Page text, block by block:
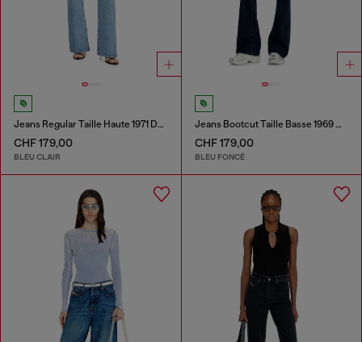
Jeans Regular Taille Haute 1971 D-Sent
CHF 179,00
BLEU CLAIR
Jeans Bootcut Taille Basse 1969 D-Ebbey
CHF 179,00
BLEU FONCÉ